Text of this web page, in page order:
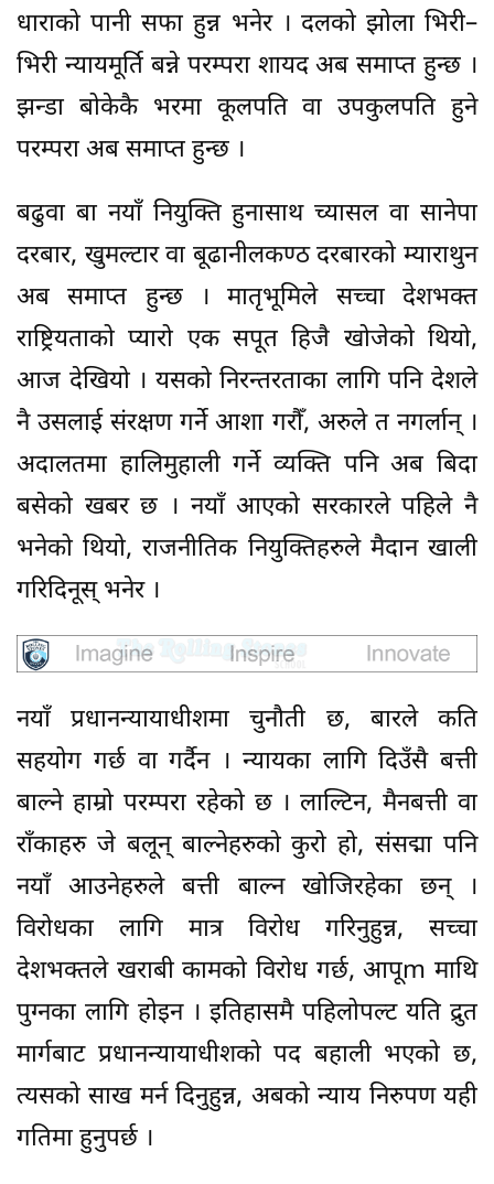
धाराको पानी सफा हुन्न भनेर । दलको झोला भिरी–
भिरी न्यायमूर्ति बन्ने परम्परा शायद अब समाप्त हुन्छ ।
झन्डा बोकेकै भरमा कूलपति वा उपकुलपति हुने
परम्परा अब समाप्त हुन्छ ।
बढुवा बा नयाँ नियुक्ति हुनासाथ च्यासल वा सानेपा
दरबार, खुमल्टार वा बूढानीलकण्ठ दरबारको म्याराथुन
अब समाप्त हुन्छ । मातृभूमिले सच्चा देशभक्त
राष्ट्रियताको प्यारो एक सपूत हिजै खोजेको थियो,
आज देखियो । यसको निरन्तरताका लागि पनि देशले
नै उसलाई संरक्षण गर्ने आशा गरौँ, अरुले त नगर्लान् ।
अदालतमा हालिमुहाली गर्ने व्यक्ति पनि अब बिदा
बसेको खबर छ । नयाँ आएको सरकारले पहिले नै
भनेको थियो, राजनीतिक नियुक्तिहरुले मैदान खाली
गरिदिनूस् भनेर ।
नयाँ प्रधानन्यायाधीशमा चुनौती छ, बारले कति
सहयोग गर्छ वा गर्दैन । न्यायका लागि दिउँसै बत्ती
बाल्ने हाम्रो परम्परा रहेको छ । लाल्टिन, मैनबत्ती वा
राँकाहरु जे बलून् बाल्नेहरुको कुरो हो, संसद्मा पनि
नयाँ आउनेहरुले बत्ती बाल्न खोजिरहेका छन् ।
विरोधका लागि मात्र विरोध गरिनुहुन्न, सच्चा
देशभक्तले खराबी कामको विरोध गर्छ, आपूm माथि
पुग्नका लागि होइन । इतिहासमै पहिलोपल्ट यति द्रुत
मार्गबाट प्रधानन्यायाधीशको पद बहाली भएको छ,
त्यसको साख मर्न दिनुहुन्न, अबको न्याय निरुपण यही
गतिमा हुनुपर्छ ।